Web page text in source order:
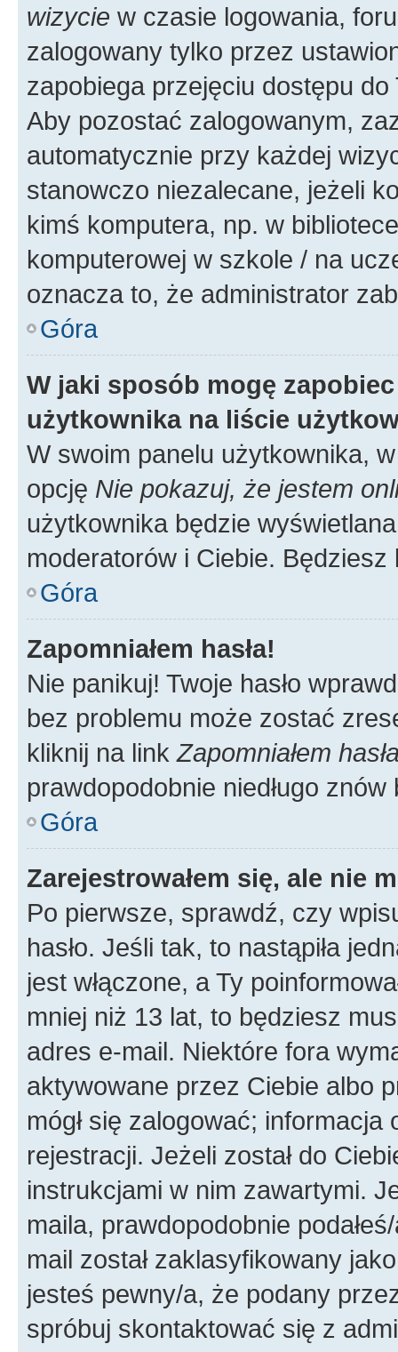
wizycie w czasie logowania,
zalogowany tylko przez
zapobiega przejęciu dostępu
Aby pozostać zalogowanym,
automatycznie przy każdej
stanowczo niezalecane, jeżeli
kimś komputera, np. w
komputerowej w szkole / na
oznacza to, że administrator
Góra
W jaki sposób mogę
użytkownika na liście
W swoim panelu użytkownika,
opcję Nie pokazuj, że jestem
użytkownika będzie
moderatorów i Ciebie.
Góra
Zapomniałem hasła!
Nie panikuj! Twoje hasło
bez problemu może zostać
kliknij na link Zapomniałem
prawdopodobnie niedługo
Góra
Zarejestrowałem się, ale nie
Po pierwsze, sprawdź, czy
hasło. Jeśli tak, to nastąpiła
jest włączone, a Ty
mniej niż 13 lat, to będziesz
adres e-mail. Niektóre fora
aktywowane przez Ciebie albo
mógł się zalogować;
rejestracji. Jeżeli został do
instrukcjami w nim zawartymi.
maila, prawdopodobnie
mail został zaklasyfikowany
jesteś pewny/a, że podany
spróbuj skontaktować się z